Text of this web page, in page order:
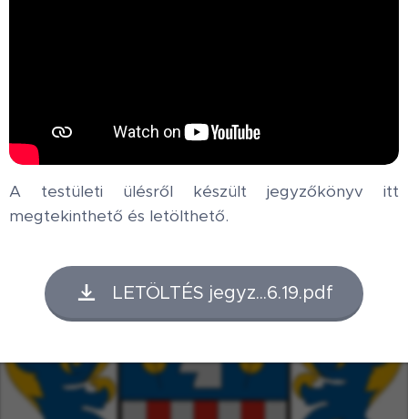
A testületi ülésről készült jegyzőkönyv itt
megtekinthető és letölthető.
LETÖLTÉS jegyz...6.19.pdf